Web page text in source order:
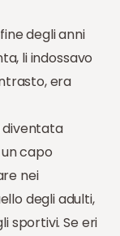
degli anni
li indossavo
era
diventata
capo
nei
degli adulti,
sportivi. Se eri